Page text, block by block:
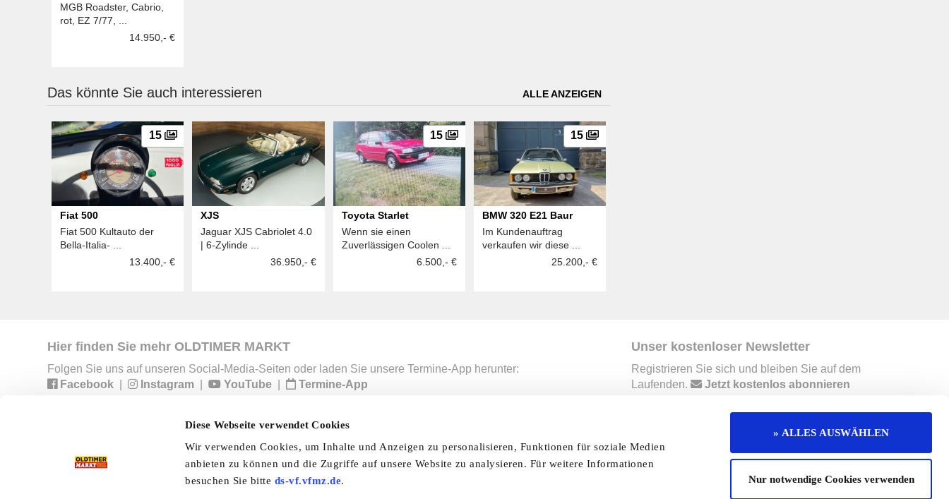
Diese Webseite verwendet Cookies
Wir verwenden Cookies, um Inhalte und Anzeigen zu personalisieren, Funktionen für soziale Medien
anbieten zu können und die Zugriffe auf unsere Website zu analysieren. Für weitere Informationen
besuchen Sie bitte ds-vf.vfmz.de.
» ALLES AUSWÄHLEN
Nur notwendige Cookies verwenden
MGB Roadster, Cabrio,
rot, EZ 7/77, ...
14.950,- €
Das könnte Sie auch interessieren ALLE ANZEIGEN
15
Fiat 500
Fiat 500 Kultauto der
Bella-Italia- ...
13.400,- €
XJS
Jaguar XJS Cabriolet 4.0
| 6-Zylinde ...
36.950,- €
15
Toyota Starlet
Wenn sie einen
Zuverlässigen Coolen ...
6.500,- €
15
BMW 320 E21 Baur
Im Kundenauftrag
verkaufen wir diese ...
25.200,- €
Hier finden Sie mehr OLDTIMER MARKT
Folgen Sie uns auf unseren Social-Media-Seiten oder laden Sie unsere Termine-App herunter:
Facebook
Instagram YouTube Termine-App
Unser kostenloser Newsletter
Registrieren Sie sich und bleiben Sie auf dem
Laufenden.
Jetzt kostenlos abonnieren
Erscheinungskalender Info & Hilfe AGB Datenschutzerklärung Widerruf
Kleinanzeigen Abo Ratgeber